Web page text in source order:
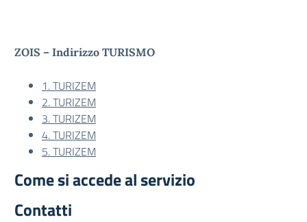
ZOIS – Indirizzo TURISMO
1. TURIZEM
2. TURIZEM
3. TURIZEM
4. TURIZEM
5. TURIZEM
Come si accede al servizio
Contatti